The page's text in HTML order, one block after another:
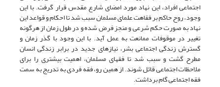
اجتماعی افراد، این نهاد مورد امضای شارع مقدس قرار گرفت. با این
وجود، روح حاکم بر فقاهت علمای مسلمان سبب شد تا احکام و قواعد این
نهاد به صورت حکم شرعی و منجز فرض شده و در طول زمان از هرگونه
تغییر در موقوفات ممانعت به عمل آید. با این وجود با گذر زمان و
گسترش زندگی اجتماعی بشر، نیازهای جدید در برابر زندگی انسان
مطرح گشت و سبب شد تا فقهای مسلمان، اهمیت بیشتری را برای
ملاحظات اجتماعی قائل شوند. از همین رو، فقه فردی به تدریج به سمت
فقه اجتماعی گام برداشت.